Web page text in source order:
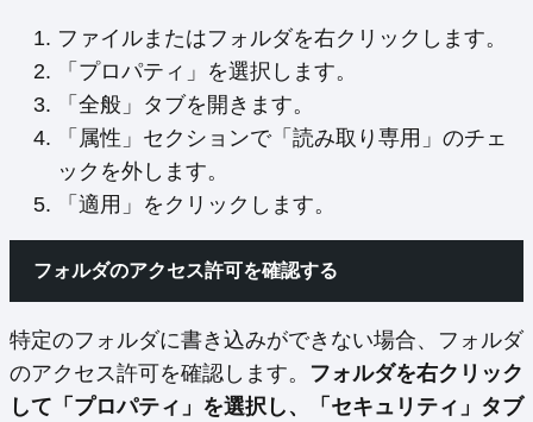
ファイルまたはフォルダを右クリックします。
「プロパティ」を選択します。
「全般」タブを開きます。
「属性」セクションで「読み取り専用」のチェ
ックを外します。
「適用」をクリックします。
フォルダのアクセス許可を確認する
特定のフォルダに書き込みができない場合、フォルダ
のアクセス許可を確認します。 フォルダを右クリック
して「プロパティ」を選択し、「セキュリティ」タブ